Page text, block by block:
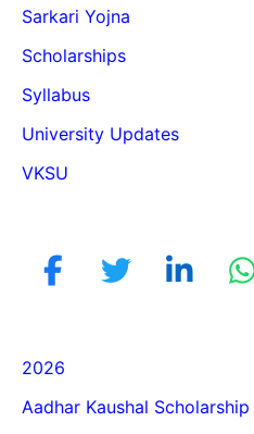
Sarkari Yojna
Scholarships
Syllabus
University Updates
VKSU
2026
Aadhar Kaushal